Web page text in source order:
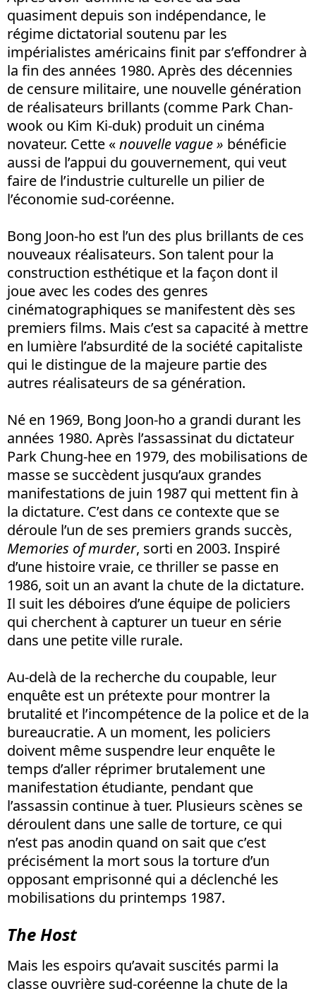
quasiment depuis son indépendance, le
régime dictatorial soutenu par les
impérialistes américains finit par s’effondrer à
la fin des années 1980. Après des décennies
de censure militaire, une nouvelle génération
de réalisateurs brillants (comme Park Chan-
wook ou Kim Ki-duk) produit un cinéma
novateur. Cette «nouvelle vague » bénéficie
aussi de l’appui du gouvernement, qui veut
faire de l’industrie culturelle un pilier de
l’économie sud-coréenne.
Bong Joon-ho est l’un des plus brillants de ces
nouveaux réalisateurs. Son talent pour la
construction esthétique et la façon dont il
joue avec les codes des genres
cinématographiques se manifestent dès ses
premiers films. Mais c’est sa capacité à mettre
en lumière l’absurdité de la société capitaliste
qui le distingue de la majeure partie des
autres réalisateurs de sa génération.
Né en 1969, Bong Joon-ho a grandi durant les
années 1980. Après l’assassinat du dictateur
Park Chung-hee en 1979, des mobilisations de
masse se succèdent jusqu’aux grandes
manifestations de juin 1987 qui mettent fin à
la dictature. C’est dans ce contexte que se
déroule l’un de ses premiers grands succès,
Memories of murder, sorti en 2003. Inspiré
d’une histoire vraie, ce thriller se passe en
1986, soit un an avant la chute de la dictature.
Il suit les déboires d’une équipe de policiers
qui cherchent à capturer un tueur en série
dans une petite ville rurale.
Au-delà de la recherche du coupable, leur
enquête est un prétexte pour montrer la
brutalité et l’incompétence de la police et de la
bureaucratie. A un moment, les policiers
doivent même suspendre leur enquête le
temps d’aller réprimer brutalement une
manifestation étudiante, pendant que
l’assassin continue à tuer. Plusieurs scènes se
déroulent dans une salle de torture, ce qui
n’est pas anodin quand on sait que c’est
précisément la mort sous la torture d’un
opposant emprisonné qui a déclenché les
mobilisations du printemps 1987.
The Host
Mais les espoirs qu’avait suscités parmi la
classe ouvrière sud-coréenne la chute de la